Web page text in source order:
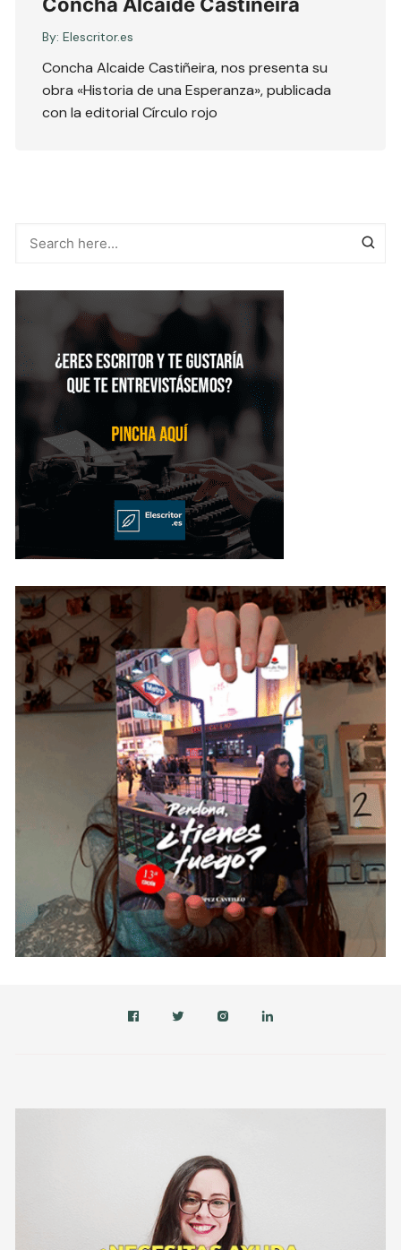
Concha Alcaide Castiñeira
By: Elescritor.es
Concha Alcaide Castiñeira, nos presenta su
obra «Historia de una Esperanza», publicada
con la editorial Círculo rojo